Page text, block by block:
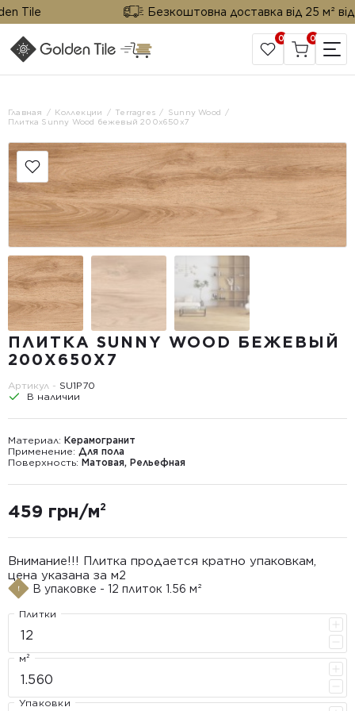
Tile Безкоштовна доставка від 25 м² від
САЙТ КОМПАНИИ
0 0
Главная Коллекции Terragres
Sunny Wood
Плитка Sunny Wood бежевый 200x650x7
ПЛИТКА SUNNY WOOD БЕЖЕВЫЙ
200X650X7
Артикул - SU1P70
В наличии
Материал: Керамогранит
Применение: Для пола
Поверхность: Матовая, Рельефная
459 грн/м²
Внимание!!! Плитка продается кратно упаковкам,
цена указана за м2
В упаковке - 12 плиток 1.56 м²
Плитки
м²
Упаковки